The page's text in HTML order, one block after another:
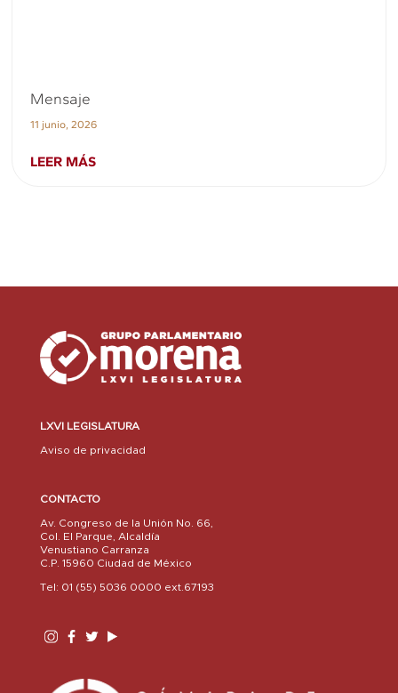
Mensaje
11 junio, 2026
LEER MÁS
LXVI LEGISLATURA
Aviso de privacidad
CONTACTO
Av. Congreso de la Unión No. 66,
Col. El Parque, Alcaldía
Venustiano Carranza
C.P. 15960 Ciudad de México
Tel: 01 (55) 5036 0000 ext.67193